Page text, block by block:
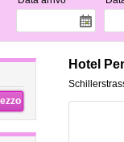
Hotel